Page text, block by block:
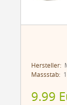
Hersteller:
Massstab:
9.99